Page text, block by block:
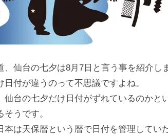
、仙台の七夕は8月7日と言う事を紹介し
日付が違うのって不思議ですよね。
仙台の七夕だけ日付がずれているのかと
そうです。
本は天保暦という暦で日付を管理してい